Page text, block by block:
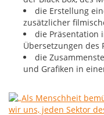
die Erstellung
zusätzlicher
die Präsentation
Übersetzungen des
die
und Grafiken in